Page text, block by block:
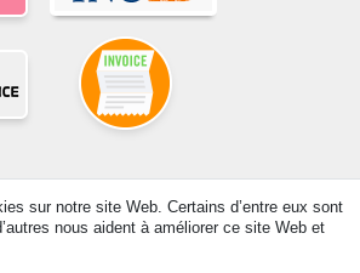
droits réservés. -Tous droits réservés – Les
sur notre site Web. Certains d’entre eux sont
nous aident à améliorer ce site Web et